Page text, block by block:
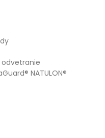
NATULON®